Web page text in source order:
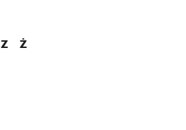
Z
Ż